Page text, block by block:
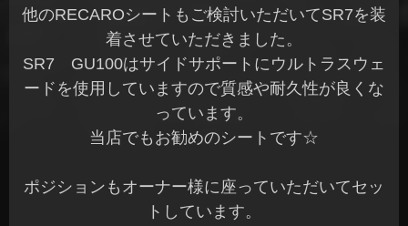
他のRECAROシートもご検討いただいてSR7を装
着させていただきました。
SR7 GU100はサイドサポートにウルトラスウェ
ードを使用していますので質感や耐久性が良くな
っています。
当店でもお勧めのシートです☆
ポジションもオーナー様に座っていただいてセッ
トしています。